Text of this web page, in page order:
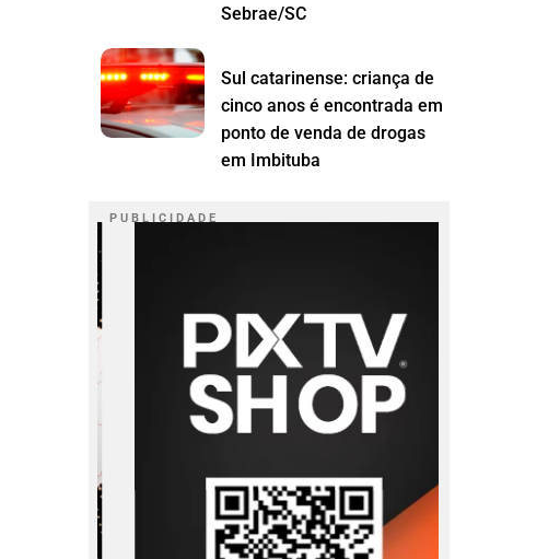
Sebrae/SC
Sul catarinense: criança de
cinco anos é encontrada em
ponto de venda de drogas
em Imbituba
P U B L I C I D A D E